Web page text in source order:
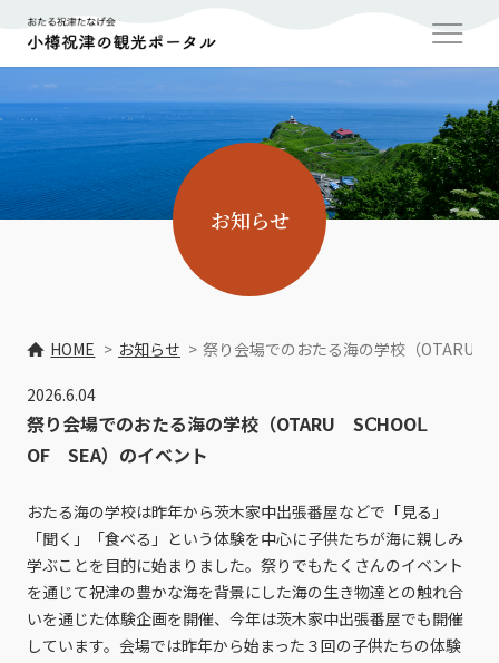
お知らせ
HOME お知らせ 祭り会場でのおたる海の学校（
2026.6.04
祭り会場でのおたる海の学校（OTARU SⅭHOOⅬ
ОF SEA）のイベント
おたる海の学校は昨年から茨木家中出張番屋などで「見る」
「聞く」「食べる」という体験を中心に子供たちが海に親しみ
学ぶことを目的に始まりました。祭りでもたくさんのイベント
を通じて祝津の豊かな海を背景にした海の生き物達との触れ合
いを通じた体験企画を開催、今年は茨木家中出張番屋でも開催
しています。会場では昨年から始まった３回の子供たちの体験